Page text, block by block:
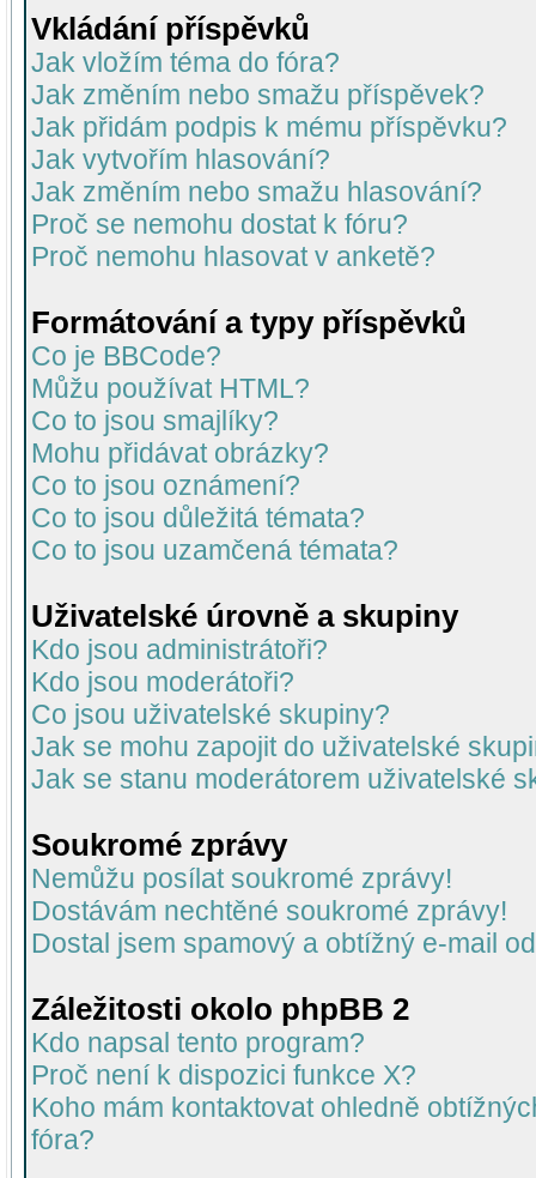
Vkládání příspěvků
Jak vložím téma do fóra?
Jak změním nebo smažu příspěvek?
Jak přidám podpis k mému příspěvku?
Jak vytvořím hlasování?
Jak změním nebo smažu hlasování?
Proč se nemohu dostat k fóru?
Proč nemohu hlasovat v anketě?
Formátování a typy příspěvků
Co je BBCode?
Můžu používat HTML?
Co to jsou smajlíky?
Mohu přidávat obrázky?
Co to jsou oznámení?
Co to jsou důležitá témata?
Co to jsou uzamčená témata?
Uživatelské úrovně a skupiny
Kdo jsou administrátoři?
Kdo jsou moderátoři?
Co jsou uživatelské skupiny?
Jak se mohu zapojit do uživatelské
Jak se stanu moderátorem uživatelské
Soukromé zprávy
Nemůžu posílat soukromé zprávy!
Dostávám nechtěné soukromé zprávy!
Dostal jsem spamový a obtížný e-mail
Záležitosti okolo phpBB 2
Kdo napsal tento program?
Proč není k dispozici funkce X?
Koho mám kontaktovat ohledně
fóra?